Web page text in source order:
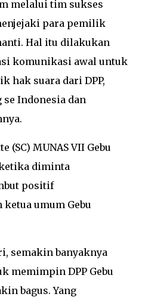
melalui tim sukses
para pemilik
Hal itu dilakukan
komunikasi awal untuk
hak suara dari DPP,
se Indonesia dan
(SC) MUNAS VII Gebu
diminta
positif
umum Gebu
semakin banyaknya
memimpin DPP Gebu
bagus. Yang